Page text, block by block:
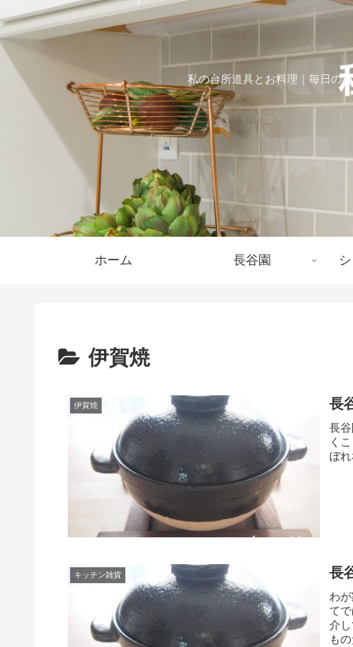
私の台所道具とお料理｜毎日の
ホーム 長谷園
伊賀焼
伊賀焼 長
長
く
ぼ
キッチン雑貨 長
わ
て
介
も